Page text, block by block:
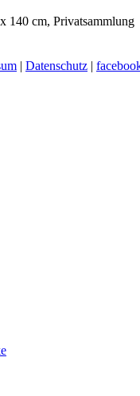
140 cm, Privatsammlung
| Datenschutz |